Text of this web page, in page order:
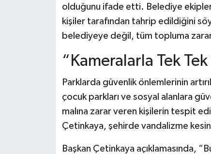
olduğunu ifade etti. Belediye
kişiler tarafından tahrip edildiğini
belediyeye değil, tüm topluma
“Kameralarla Tek
Parklarda güvenlik önlemlerinin
çocuk parkları ve sosyal alanlara
malına zarar veren kişilerin tespit
Çetinkaya, şehirde vandalizme
Başkan Çetinkaya açıklamasında,
Yerel Haberler